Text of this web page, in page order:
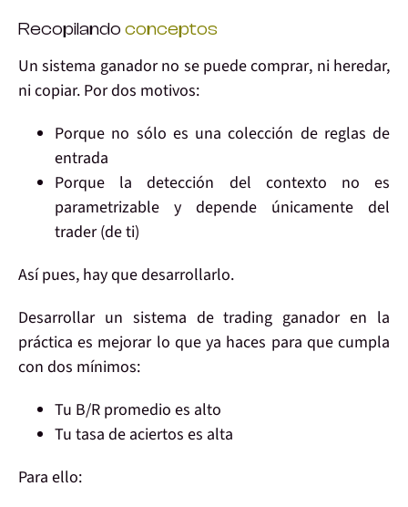
Recopilando conceptos
Un sistema ganador no se puede comprar, ni heredar,
ni copiar. Por dos motivos:
Porque no sólo es una colección de reglas de
entrada
Porque la detección del contexto no es
parametrizable y depende únicamente del
trader(de ti)
Así pues, hay que desarrollarlo.
Desarrollar un sistema de trading ganadoren la
práctica es mejorar lo que ya haces para que cumpla
con dos mínimos:
Tu B/R promedio es alto
Tu tasa de aciertos es alta
Para ello: